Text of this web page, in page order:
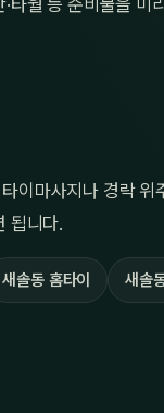
타월 등 준비물을 미
이마사지나 경락 위
됩니다.
새솔동 홈타이 새솔